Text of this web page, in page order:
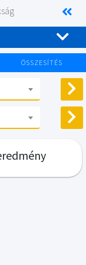
ÖSSZESÍTÉS